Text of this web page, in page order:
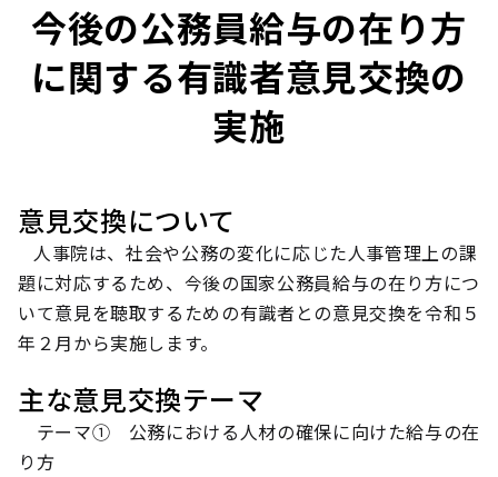
今後の公務員給与の在り方
に関する有識者意見交換の
実施
意見交換について
人事院は、社会や公務の変化に応じた人事管理上の課
題に対応するため、今後の国家公務員給与の在り方につ
いて意見を聴取するための有識者との意見交換を令和５
年２月から実施します。
主な意見交換テーマ
テーマ① 公務における人材の確保に向けた給与の在
り方